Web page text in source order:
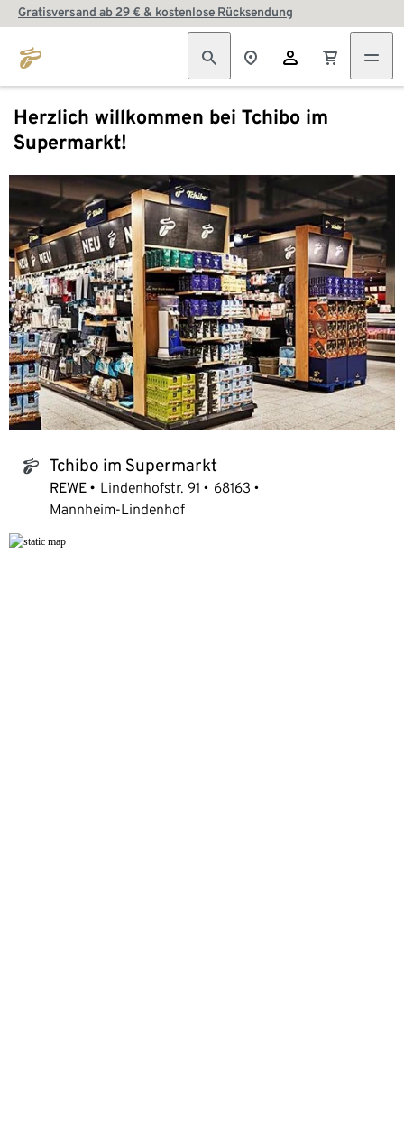
Gratisversand ab 29 € & kostenlose Rücksendung
Herzlich willkommen bei Tchibo im
Supermarkt!
tchibo_logo Tchibo im Supermarkt
REWE Lindenhofstr. 91
68163
Mannheim-Lindenhof